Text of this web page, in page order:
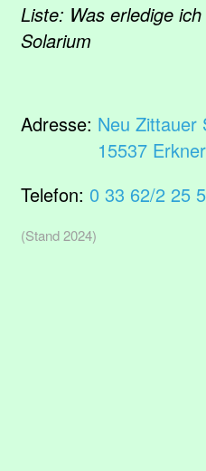
Liste: Was erledige
Solarium
Adresse: Neu Zittauer
15537 Erkner
Telefon: 0 33 62/2 25
(Stand 2024)